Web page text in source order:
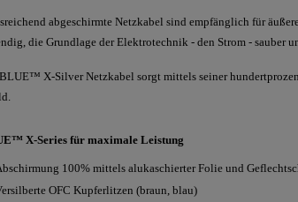
abgeschirmte Netzkabel sind empfänglich für
die Grundlage der Elektrotechnik - den Strom - sauber
X-Silver Netzkabel sorgt mittels seiner
X-Series für maximale Leistung
100% mittels alukaschierter Folie und
OFC Kupferlitzen (braun, blau)